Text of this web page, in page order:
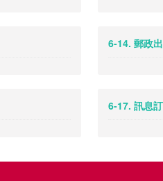
6-14. 郵政
6-17. 訊息